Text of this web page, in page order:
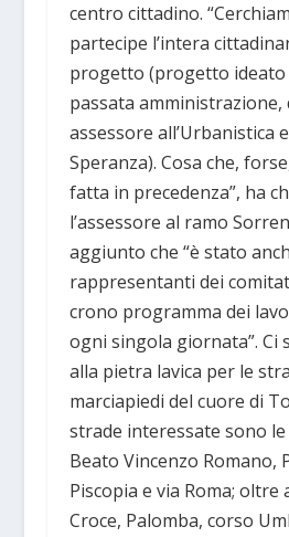
centro cittadino.
partecipe l’intera
progetto (progetto ideato
passata amministrazione,
assessore all’Urbanistica
Speranza). Cosa che,
fatta in precedenza”, ha
l’assessore al ramo
aggiunto che “è stato
rappresentanti dei
crono programma dei
ogni singola giornata”. Ci
alla pietra lavica per le
marciapiedi del cuore di
strade interessate sono
Beato Vincenzo Romano,
Piscopia e via Roma; oltre
Croce, Palomba, corso